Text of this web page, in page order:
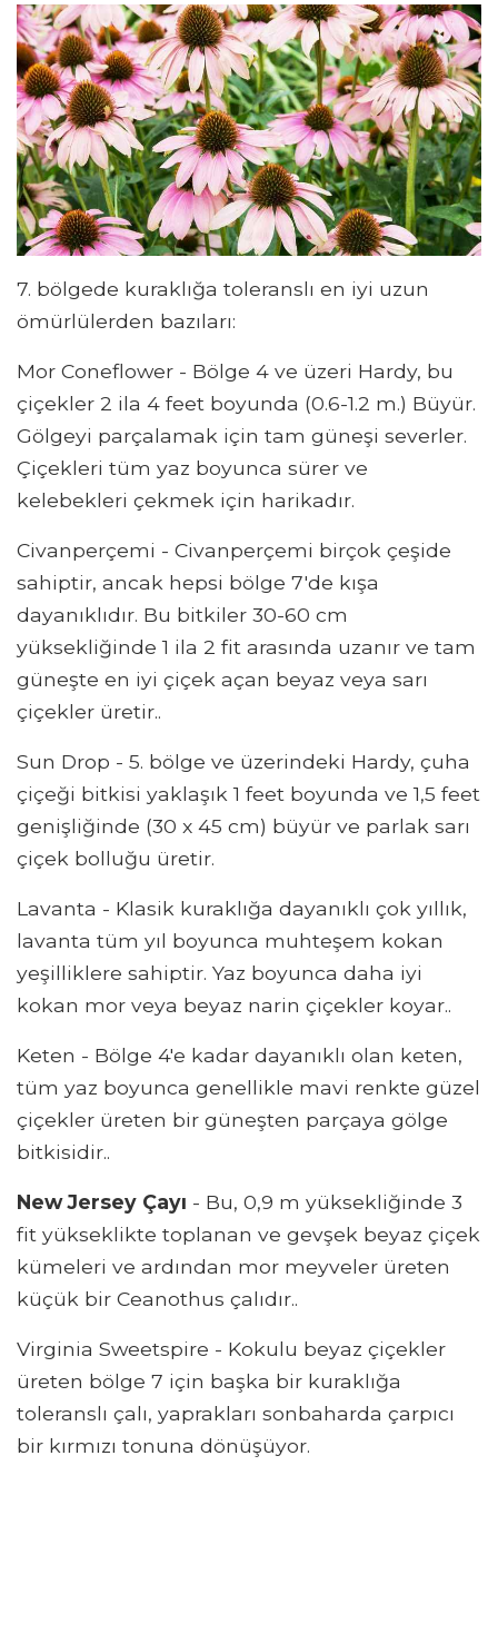
7. bölgede kuraklığa toleranslı en iyi uzun
ömürlülerden bazıları:
Mor Coneflower - Bölge 4 ve üzeri Hardy, bu
çiçekler 2 ila 4 feet boyunda (0.6-1.2 m.) Büyür.
Gölgeyi parçalamak için tam güneşi severler.
Çiçekleri tüm yaz boyunca sürer ve
kelebekleri çekmek için harikadır.
Civanperçemi - Civanperçemi birçok çeşide
sahiptir, ancak hepsi bölge 7'de kışa
dayanıklıdır. Bu bitkiler 30-60 cm
yüksekliğinde 1 ila 2 fit arasında uzanır ve tam
güneşte en iyi çiçek açan beyaz veya sarı
çiçekler üretir..
Sun Drop - 5. bölge ve üzerindeki Hardy, çuha
çiçeği bitkisi yaklaşık 1 feet boyunda ve 1,5 feet
genişliğinde (30 x 45 cm) büyür ve parlak sarı
çiçek bolluğu üretir.
Lavanta - Klasik kuraklığa dayanıklı çok yıllık,
lavanta tüm yıl boyunca muhteşem kokan
yeşilliklere sahiptir. Yaz boyunca daha iyi
kokan mor veya beyaz narin çiçekler koyar..
Keten - Bölge 4'e kadar dayanıklı olan keten,
tüm yaz boyunca genellikle mavi renkte güzel
çiçekler üreten bir güneşten parçaya gölge
bitkisidir..
New Jersey Çayı - Bu, 0,9 m yüksekliğinde 3
fit yükseklikte toplanan ve gevşek beyaz çiçek
kümeleri ve ardından mor meyveler üreten
küçük bir Ceanothus çalıdır..
Virginia Sweetspire - Kokulu beyaz çiçekler
üreten bölge 7 için başka bir kuraklığa
toleranslı çalı, yaprakları sonbaharda çarpıcı
bir kırmızı tonuna dönüşüyor.